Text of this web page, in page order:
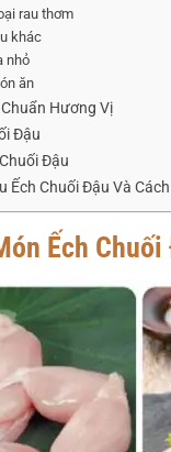
rau thơm
khác
nhỏ
ăn
Hương Vị
Đậu
Đậu
Ếch Chuối Đậu Và
Ếch